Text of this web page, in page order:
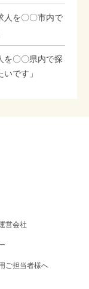
人を〇〇市内で
を〇〇県内で探
です」
営会社
ご担当者様へ